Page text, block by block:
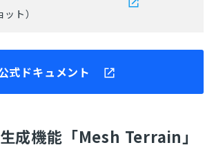
ト）
式ドキュメント
成機能「Mesh Terrain」